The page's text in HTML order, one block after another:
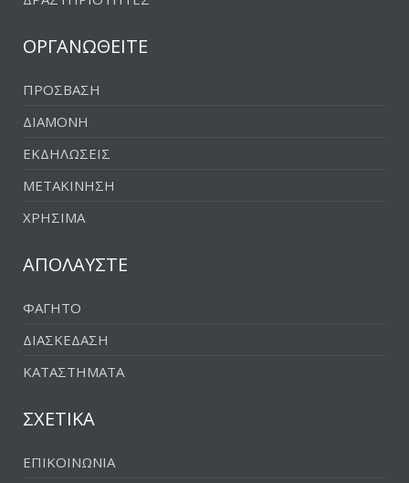
ΟΡΓΑΝΩΘΕΙΤΕ
ΠΡΟΣΒΑΣΗ
ΔΙΑΜΟΝΗ
ΕΚΔΗΛΩΣΕΙΣ
ΜΕΤΑΚΙΝΗΣΗ
ΧΡΗΣΙΜΑ
ΑΠΟΛΑΥΣΤΕ
ΦΑΓΗΤΟ
ΔΙΑΣΚΕΔΑΣΗ
ΚΑΤΑΣΤΗΜΑΤΑ
ΣΧΕΤΙΚΑ
ΕΠΙΚΟΙΝΩΝΙΑ